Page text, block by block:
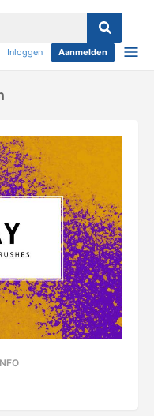
Inloggen Aanmelden